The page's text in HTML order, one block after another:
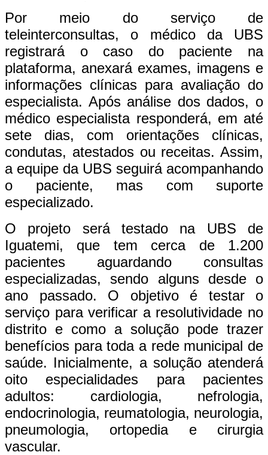
Por meio do serviço de
teleinterconsultas, o médico da UBS
registrará o caso do paciente na
plataforma, anexará exames, imagens e
informações clínicas para avaliação do
especialista. Após análise dos dados, o
médico especialista responderá, em até
sete dias, com orientações clínicas,
condutas, atestados ou receitas. Assim,
a equipe da UBS seguirá acompanhando
o paciente, mas com suporte
especializado.
O projeto será testado na UBS de
Iguatemi, que tem cerca de 1.200
pacientes aguardando consultas
especializadas, sendo alguns desde o
ano passado. O objetivo é testar o
serviço para verificar a resolutividade no
distrito e como a solução pode trazer
benefícios para toda a rede municipal de
saúde. Inicialmente, a solução atenderá
oito especialidades para pacientes
adultos: cardiologia, nefrologia,
endocrinologia, reumatologia, neurologia,
pneumologia, ortopedia e cirurgia
vascular.